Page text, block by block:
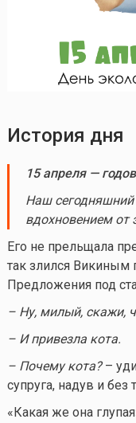
История дня
15 апреля —
Наш сегодняшний
вдохновением от
Его не прельщала
так злился Викиным
Предложения под
– Ну, милый, скажи,
– И привезла кота.
– Почему кота?–
супруга, надув и без
«Какая же она